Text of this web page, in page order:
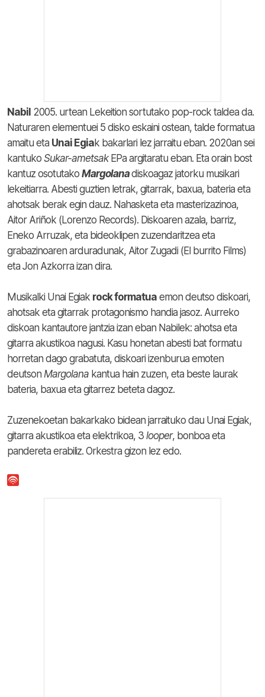
Nabil 2005. urtean Lekeition sortutako pop-rock taldea da.
Naturaren elementuei 5 disko eskaini ostean, talde formatua
amaitu eta Unai Egiak bakarlari lez jarraitu eban. 2020an sei
kantuko Sukar-ametsakEPa argitaratu eban. Eta orain bost
kantuz osotutako Margolanadiskoagaz jatorku musikari
lekeitiarra. Abesti guztien letrak, gitarrak, baxua, bateria eta
ahotsak berak egin dauz. Nahasketa eta masterizazinoa,
Aitor Ariñok (Lorenzo Records). Diskoaren azala, barriz,
Eneko Arruzak, eta bideoklipen zuzendaritzea eta
grabazinoaren arduradunak, Aitor Zugadi (El burrito Films)
eta Jon Azkorra izan dira.
Musikalki Unai Egiak rock formatua emon deutso diskoari,
ahotsak eta gitarrak protagonismo handia jasoz. Aurreko
diskoan kantautore jantzia izan eban Nabilek: ahotsa eta
gitarra akustikoa nagusi. Kasu honetan abesti bat formatu
horretan dago grabatuta, diskoari izenburua emoten
deutson Margolana kantua hain zuzen, eta beste laurak
bateria, baxua eta gitarrez beteta dagoz.
Zuzenekoetan bakarkako bidean jarraituko dau Unai Egiak,
gitarra akustikoa eta elektrikoa, 3 looper, bonboa eta
pandereta erabiliz. Orkestra gizon lez edo.